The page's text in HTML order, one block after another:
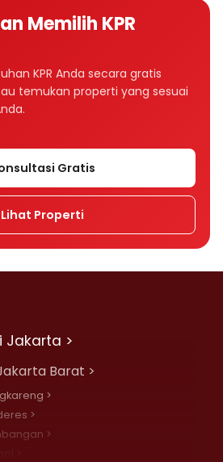
Memilih KPR
KPR Anda secara gratis
temukan properti yang sesuai
Gratis
Lihat Properti
Jakarta >
Barat >
>
>
>